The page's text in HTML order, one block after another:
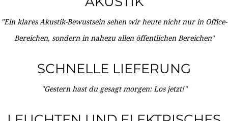
"Ein klares Akustik-Bewustsein sehen wir heute nicht nur in Office-
Bereichen, sondern in nahezu allen öffentlichen Bereichen"
SCHNELLE LIEFERUNG
"Gestern hast du gesagt morgen: Los jetzt!"